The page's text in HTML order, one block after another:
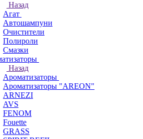
Назад
Агат
Автошампуни
Очистители
Полироли
Смазки
Назад
Ароматизаторы
Ароматизаторы "AREON"
ARNEZI
AVS
FENOM
Fouette
GRASS